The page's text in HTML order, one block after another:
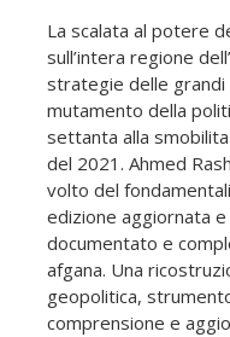
La scalata al potere
sull’intera regione
strategie delle
mutamento della
settanta alla
del 2021. Ahmed
volto del
edizione aggiornata
documentato e completo
afgana. Una
geopolitica, strumento indispensabile di
comprensione e